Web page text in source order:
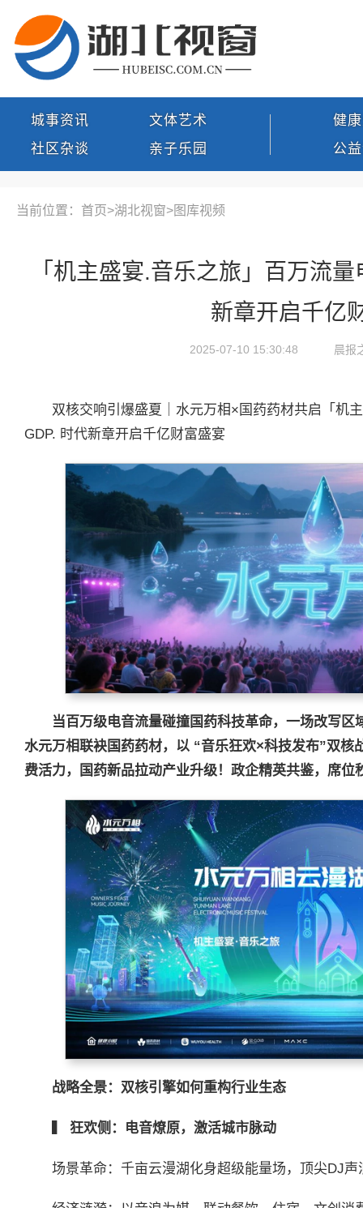
城事资讯
社区杂谈
文体艺术
亲子乐园
健
公
当前位置：首页>湖北视窗>图库视频
「机主盛宴.音乐之旅」百万流
新章开启千亿
2025-07-10 15:30:48 晨报
双核交响引爆盛夏｜水元万相×国药药材共启「机
GDP. 时代新章开启千亿财富盛宴
当百万级电音流量碰撞国药科技革命，一场改写区
水元万相联袂国药药材，以 “音乐狂欢×科技发布”双核
费活力，国药新品拉动产业升级！政企精英共鉴，席位
战略全景：双核引擎如何重构行业生态
狂欢侧：电音燎原，激活城市脉动
场景革命：千亩云漫湖化身超级能量场，顶尖DJ声